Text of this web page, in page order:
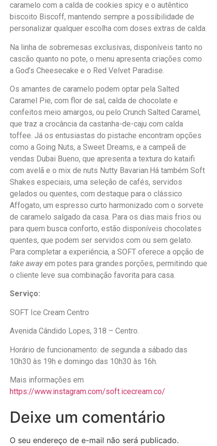
caramelo com a calda de cookies spicy e o autêntico
biscoito Biscoff, mantendo sempre a possibilidade de
personalizar qualquer escolha com doses extras de calda.
Na linha de sobremesas exclusivas, disponíveis tanto no
cascão quanto no pote, o menu apresenta criações como
a God’s Cheesecake e o Red Velvet Paradise.
Os amantes de caramelo podem optar pela Salted
Caramel Pie, com flor de sal, calda de chocolate e
confeitos meio amargos, ou pelo Crunch Salted Caramel,
que traz a crocância da castanha-de-caju com calda
toffee. Já os entusiastas do pistache encontram opções
como a Going Nuts, a Sweet Dreams, e a campeã de
vendas Dubai Bueno, que apresenta a textura do kataifi
com avelã e o mix de nuts Nutty Bavarian.Há também Soft
Shakes especiais, uma seleção de cafés, servidos
gelados ou quentes, com destaque para o clássico
Affogato, um espresso curto harmonizado com o sorvete
de caramelo salgado da casa. Para os dias mais frios ou
para quem busca conforto, estão disponíveis chocolates
quentes, que podem ser servidos com ou sem gelato.
Para completar a experiência, a SOFT oferece a opção de
take awayem potes para grandes porções, permitindo que
o cliente leve sua combinação favorita para casa.
Serviço:
SOFT Ice Cream Centro
Avenida Cândido Lopes, 318 – Centro.
Horário de funcionamento: de segunda a sábado das
10h30 às 19h e domingo das 10h30 às 16h.
Mais informações em
https://www.instagram.com/soft.icecream.co/
Deixe um comentário
O seu endereço de e-mail não será publicado.